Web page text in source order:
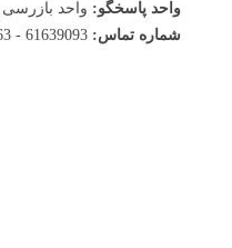
واحد پاسخگو: واحد
شماره تماس: 61639093 - 61639463